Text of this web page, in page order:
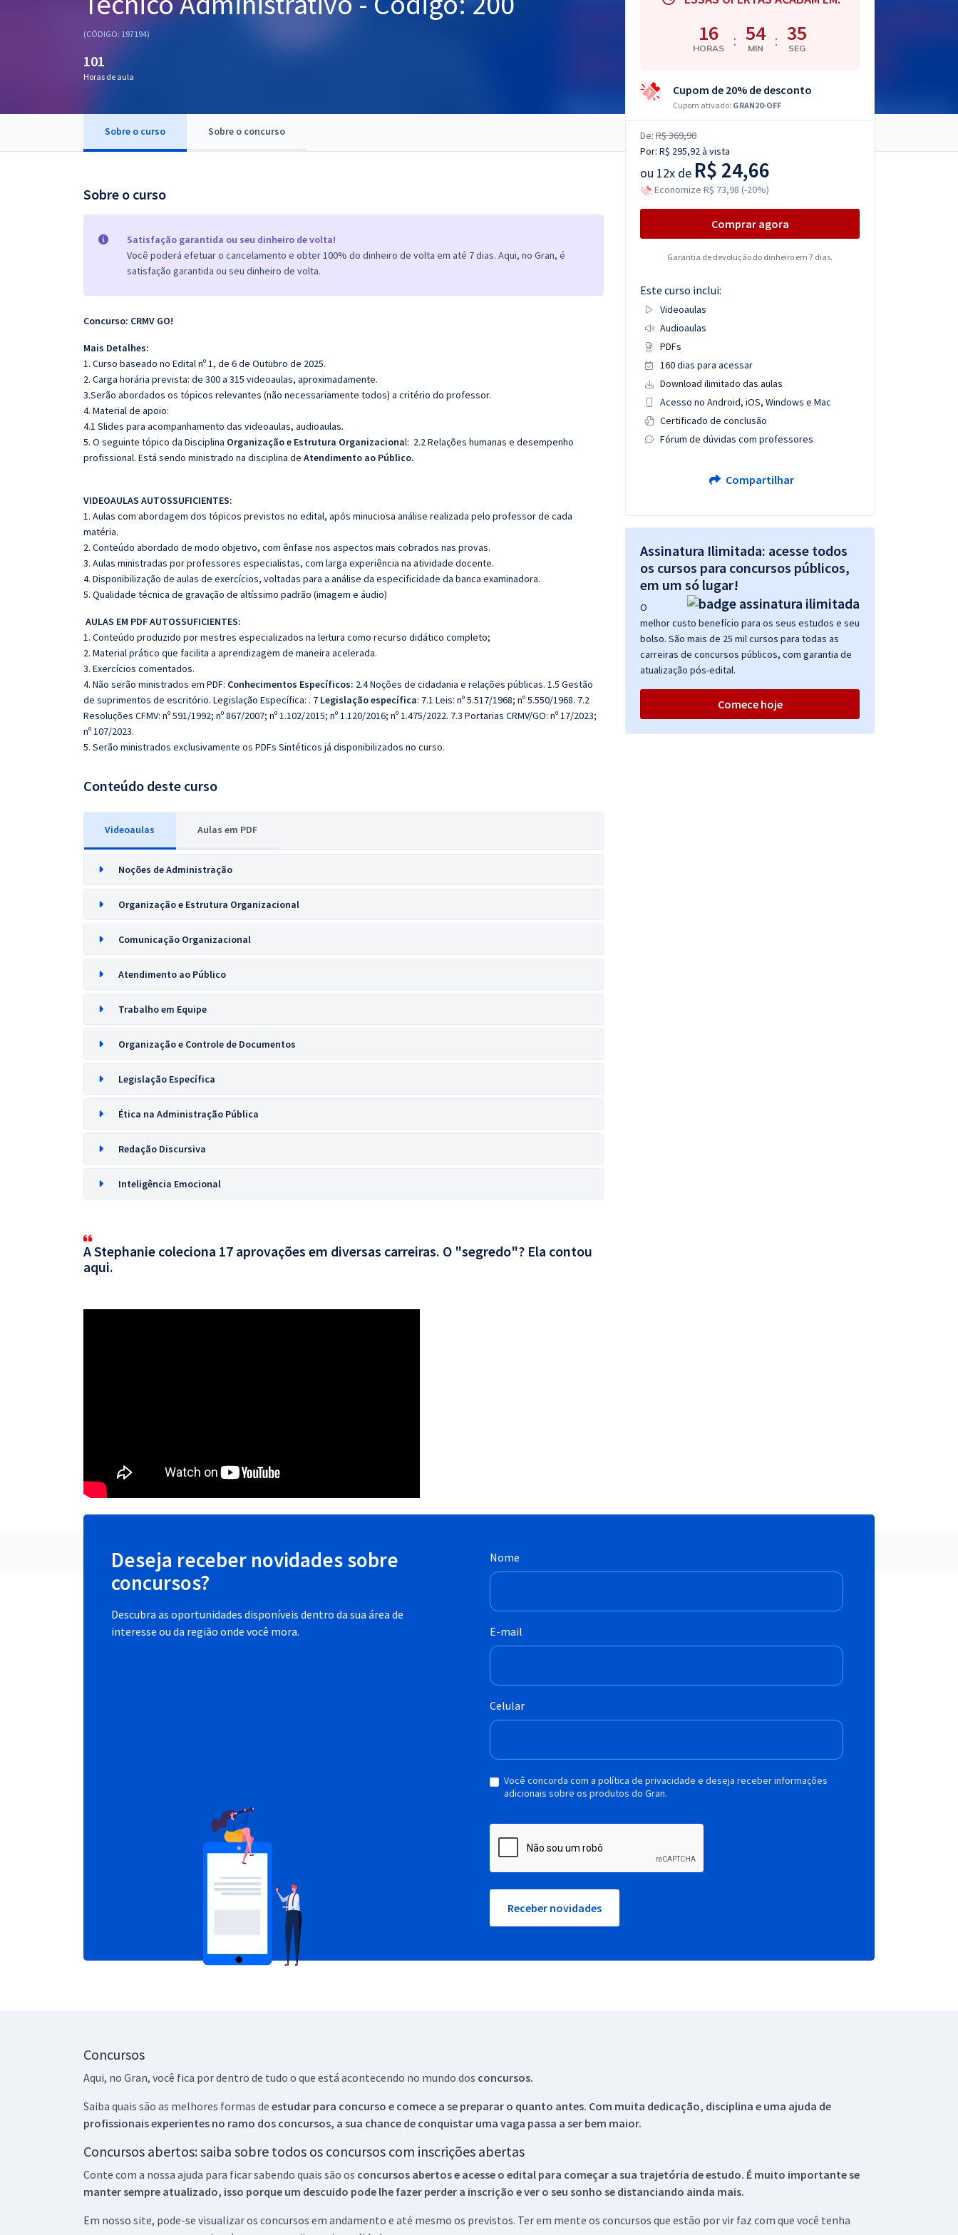
Questões grátis
(CÓDIGO: 197194)
101
Horas de aula
Sobre o curso Sobre o concurso
Sobre o curso
Satisfação garantida ou seu dinheiro de volta!
Você poderá efetuar o cancelamento e obter 100% do dinheiro de volta em até 7 dias. Aqui, no Gran, é
satisfação garantida ou seu dinheiro de volta.
Concurso: CRMV GO!
Mais Detalhes:
1. Curso baseado no Edital nº 1, de 6 de Outubro de 2025.
2. Carga horária prevista: de 300 a 315 videoaulas, aproximadamente.
3.Serão abordados os tópicos relevantes (não necessariamente todos) a critério do professor.
4. Material de apoio:
4.1 Slides para acompanhamento das videoaulas, audioaulas.
5. O seguinte tópico da Disciplina Organização e Estrutura Organizacional: 2.2 Relações humanas e desempenho
profissional. Está sendo ministrado na disciplina de Atendimento ao Público.
VIDEOAULAS AUTOSSUFICIENTES:
1. Aulas com abordagem dos tópicos previstos no edital, após minuciosa análise realizada pelo professor de cada
matéria.
2. Conteúdo abordado de modo objetivo, com ênfase nos aspectos mais cobrados nas provas.
3. Aulas ministradas por professores especialistas, com larga experiência na atividade docente.
4. Disponibilização de aulas de exercícios, voltadas para a análise da especificidade da banca examinadora.
5. Qualidade técnica de gravação de altíssimo padrão (imagem e áudio)
AULAS EM PDF AUTOSSUFICIENTES:
1. Conteúdo produzido por mestres especializados na leitura como recurso didático completo;
2. Material prático que facilita a aprendizagem de maneira acelerada.
3. Exercícios comentados.
4. Não serão ministrados em PDF: Conhecimentos Específicos: 2.4 Noções de cidadania e relações públicas. 1.5 Gestão
de suprimentos de escritório. Legislação Específica: . 7 Legislação específica: 7.1 Leis: nº 5.517/1968; nº 5.550/1968. 7.2
Resoluções CFMV: nº 591/1992; nº 867/2007; nº 1.102/2015; nº 1.120/2016; nº 1.475/2022. 7.3 Portarias CRMV/GO: nº 17/2023;
nº 107/2023.
5. Serão ministrados exclusivamente os PDFs Sintéticos já disponibilizados no curso.
Conteúdo deste curso
Videoaulas Aulas em PDF
Noções de Administração
Organização e Estrutura Organizacional
Comunicação Organizacional
Atendimento ao Público
Trabalho em Equipe
Organização e Controle de Documentos
Legislação Específica
Ética na Administração Pública
Redação Discursiva
Inteligência Emocional
A Stephanie coleciona 17 aprovações em diversas carreiras. O "segredo"? Ela contou
aqui.
16
HORAS : 54
MIN : 34
SEG
Cupom de 20% de desconto
Cupom ativado: GRAN20-OFF
De: R$ 369,90
Por: R$ 295,92à vista
ou 12x de R$ 24,66
Economize R$ 73,98 (-20%)
Comprar agora
Garantia de devolução do dinheiro em 7 dias.
Este curso inclui:
Videoaulas
Audioaulas
PDFs
160 dias para acessar
Download ilimitado das aulas
Acesso no Android, iOS, Windows e Mac
Certificado de conclusão
Fórum de dúvidas com professores
Compartilhar
Assinatura Ilimitada: acesse todos
os cursos para concursos públicos,
em um só lugar!
O
melhor custo benefício para os seus estudos e seu
bolso. São mais de 25 mil cursos para todas as
carreiras de concursos públicos, com garantia de
atualização pós-edital.
Comece hoje
Deseja receber novidades sobre
concursos?
Descubra as oportunidades disponíveis dentro da sua área de
interesse ou da região onde você mora.
Nome
E-mail
Celular
Você concorda com a política de privacidade e deseja receber informações
adicionais sobre os produtos do Gran.
Receber novidades
Concursos
Aqui, no Gran, você fica por dentro de tudo o que está acontecendo no mundo dos concursos.
Saiba quais são as melhores formas de estudar para concurso e comece a se preparar o quanto antes. Com muita dedicação, disciplina e uma ajuda de
profissionais experientes no ramo dos concursos, a sua chance de conquistar uma vaga passa a ser bem maior.
Concursos abertos: saiba sobre todos os concursos com inscrições abertas
Conte com a nossa ajuda para ficar sabendo quais são os concursos abertos e acesse o edital para começar a sua trajetória de estudo. É muito importante se
manter sempre atualizado, isso porque um descuido pode lhe fazer perder a inscrição e ver o seu sonho se distanciando ainda mais.
Em nosso site, pode-se visualizar os concursos em andamento e até mesmo os previstos. Ter em mente os concursos que estão por vir faz com que você tenha